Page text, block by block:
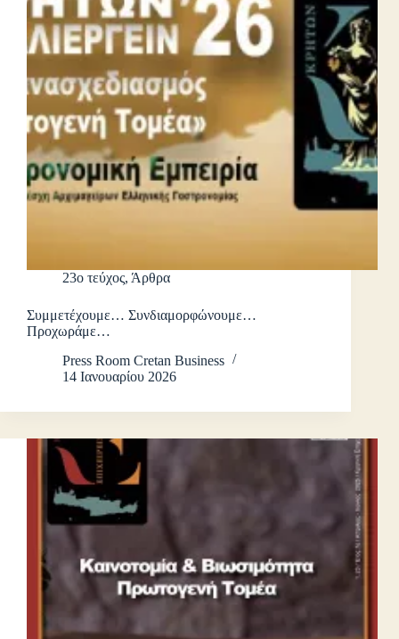
23ο τεύχος, Άρθρα
Συμμετέχουμε… Συνδιαμορφώνουμε…
Προχωράμε…
Press Room Cretan Business
14 Ιανουαρίου 2026